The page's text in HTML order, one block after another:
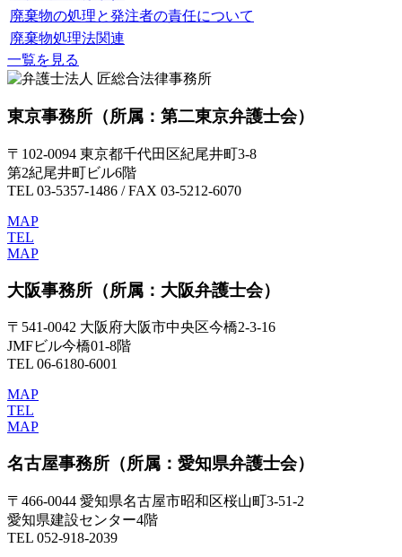
廃棄物の処理と発注者の責任について
廃棄物処理法関連
一覧を見る
東京事務所 （所属：第二東京弁護士会）
〒102-0094 東京都千代田区紀尾井町3-8
第2紀尾井町ビル6階
TEL 03-5357-1486 / FAX 03-5212-6070
MAP
TEL
MAP
大阪事務所 （所属：大阪弁護士会）
〒541-0042 大阪府大阪市中央区今橋2-3-16
JMFビル今橋01-8階
TEL 06-6180-6001
MAP
TEL
MAP
名古屋事務所 （所属：愛知県弁護士会）
〒466-0044 愛知県名古屋市昭和区桜山町3-51-2
愛知県建設センター4階
TEL 052-918-2039